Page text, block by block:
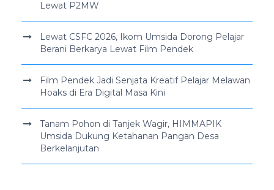
Lewat P2MW
Lewat CSFC 2026, Ikom Umsida Dorong Pelajar
Berani Berkarya Lewat Film Pendek
Film Pendek Jadi Senjata Kreatif Pelajar Melawan
Hoaks di Era Digital Masa Kini
Tanam Pohon di Tanjek Wagir, HIMMAPIK
Umsida Dukung Ketahanan Pangan Desa
Berkelanjutan